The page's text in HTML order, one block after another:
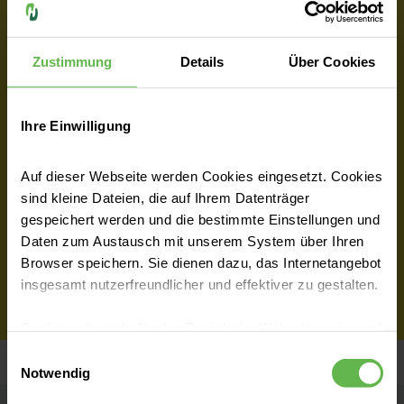
Zustimmung Details Über Cookies
Ihre Einwilligung
Auf dieser Webseite werden Cookies eingesetzt. Cookies
sind kleine Dateien, die auf Ihrem Datenträger
gespeichert werden und die bestimmte Einstellungen und
Daten zum Austausch mit unserem System über Ihren
Browser speichern. Sie dienen dazu, das Internetangebot
insgesamt nutzerfreundlicher und effektiver zu gestalten.
eingesetzt werden.
Notwendig
Komfortbereich
Zimmerwahl